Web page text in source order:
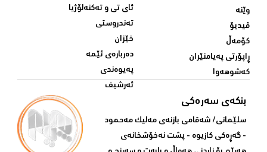
وێنە
ڤیدیۆ
کۆمەڵ
ڕاپۆرتی پەیامنێران
کەشوهەوا
ئای تی و تەکنەلۆژیا
تەندروستی
خێزان
دەربارەی ئێمە
پەیوەندی
ئەرشیف
بنکەی سەرەکی
سلێمانی/ شه‌قامی بازنه‌ی مه‌لیک مه‌حمود
- گه‌ڕه‌کی کازیوه‌ - پشت نه‌خۆشخانه‌ی‌